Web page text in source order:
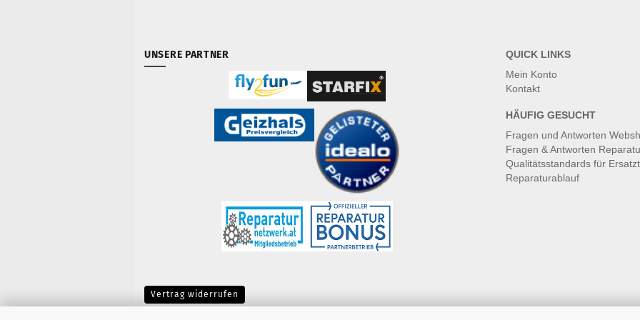
UNSERE PARTNER
QUICK LINKS
Mein Konto
Kontakt
HÄUFIG GESUCHT
Fragen und Antworten
Fragen & Antworten
Qualitätsstandards für
Reparaturablauf
Vertrag widerrufen